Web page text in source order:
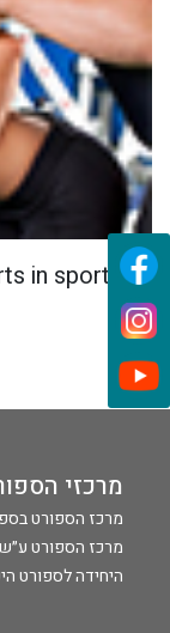
in sport hall
מרכזי
מרכז הספורט
מרכז הספורט
היחידה לספורט